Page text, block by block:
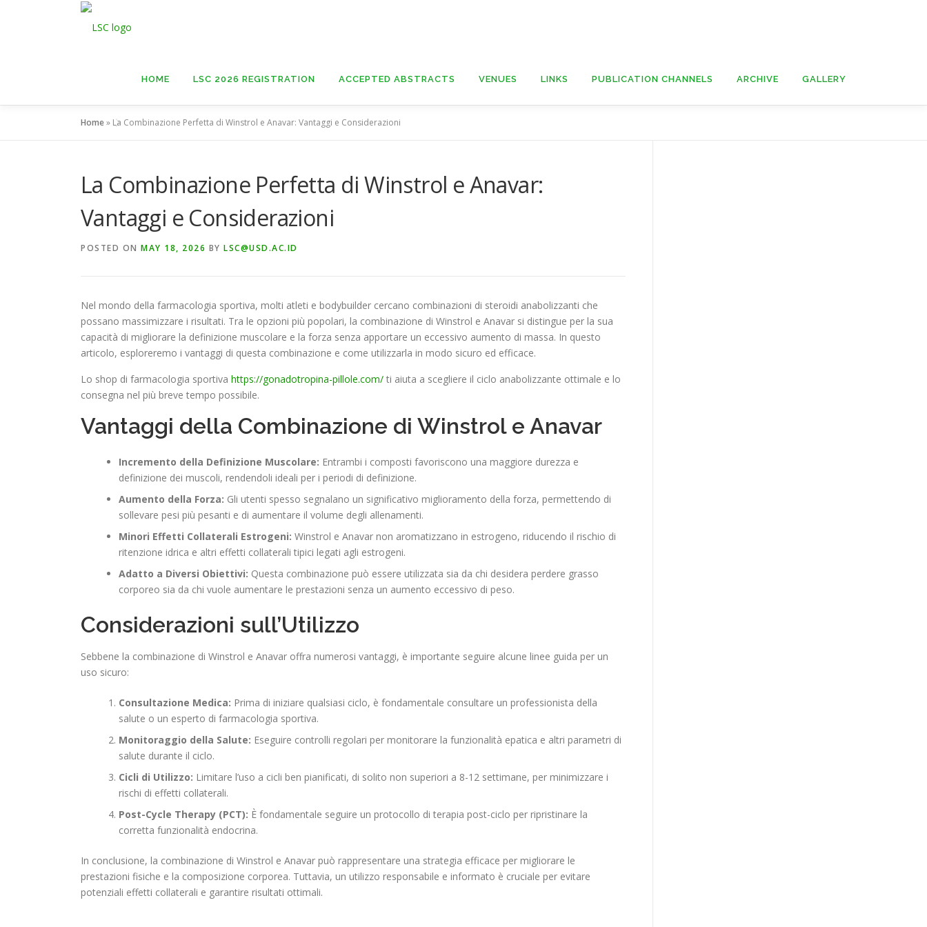
HOME LSC 2026 REGISTRATION ACCEPTED ABSTRACTS VENUES LINKS PUBLICATION CHANNELS ARCHIVE GALLERY
Home» La Combinazione Perfetta di Winstrol e Anavar: Vantaggi e Considerazioni
La Combinazione Perfetta di Winstrol e Anavar:
Vantaggi e Considerazioni
POSTED ON MAY 18, 2026 BY LSC@USD.AC.ID
Nel mondo della farmacologia sportiva, molti atleti e bodybuilder cercano combinazioni di steroidi anabolizzanti che
possano massimizzare i risultati. Tra le opzioni più popolari, la combinazione di Winstrol e Anavar si distingue per la sua
capacità di migliorare la definizione muscolare e la forza senza apportare un eccessivo aumento di massa. In questo
articolo, esploreremo i vantaggi di questa combinazione e come utilizzarla in modo sicuro ed efficace.
Lo shop di farmacologia sportiva https://gonadotropina-pillole.com/ ti aiuta a scegliere il ciclo anabolizzante ottimale e lo
consegna nel più breve tempo possibile.
Vantaggi della Combinazione di Winstrol e Anavar
Incremento della Definizione Muscolare: Entrambi i composti favoriscono una maggiore durezza e
definizione dei muscoli, rendendoli ideali per i periodi di definizione.
Aumento della Forza: Gli utenti spesso segnalano un significativo miglioramento della forza, permettendo di
sollevare pesi più pesanti e di aumentare il volume degli allenamenti.
Minori Effetti Collaterali Estrogeni: Winstrol e Anavar non aromatizzano in estrogeno, riducendo il rischio di
ritenzione idrica e altri effetti collaterali tipici legati agli estrogeni.
Adatto a Diversi Obiettivi: Questa combinazione può essere utilizzata sia da chi desidera perdere grasso
corporeo sia da chi vuole aumentare le prestazioni senza un aumento eccessivo di peso.
Considerazioni sull’Utilizzo
Sebbene la combinazione di Winstrol e Anavar offra numerosi vantaggi, è importante seguire alcune linee guida per un
uso sicuro:
Consultazione Medica: Prima di iniziare qualsiasi ciclo, è fondamentale consultare un professionista della
salute o un esperto di farmacologia sportiva.
Monitoraggio della Salute: Eseguire controlli regolari per monitorare la funzionalità epatica e altri parametri di
salute durante il ciclo.
Cicli di Utilizzo: Limitare l’uso a cicli ben pianificati, di solito non superiori a 8-12 settimane, per minimizzare i
rischi di effetti collaterali.
Post-Cycle Therapy (PCT): È fondamentale seguire un protocollo di terapia post-ciclo per ripristinare la
corretta funzionalità endocrina.
In conclusione, la combinazione di Winstrol e Anavar può rappresentare una strategia efficace per migliorare le
prestazioni fisiche e la composizione corporea. Tuttavia, un utilizzo responsabile e informato è cruciale per evitare
potenziali effetti collaterali e garantire risultati ottimali.